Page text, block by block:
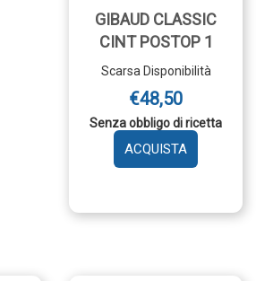
CINT POSTOP 1
Scarsa Disponibilità
€48,50
Senza obbligo di ricetta
CLASSIC